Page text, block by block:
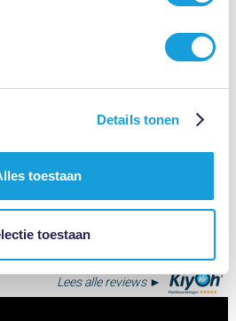
Details tonen
toestaan
toestaan
korte termijn geholpen, met geduld
Lees alle reviews ►